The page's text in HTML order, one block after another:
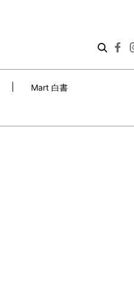
Mart 白書